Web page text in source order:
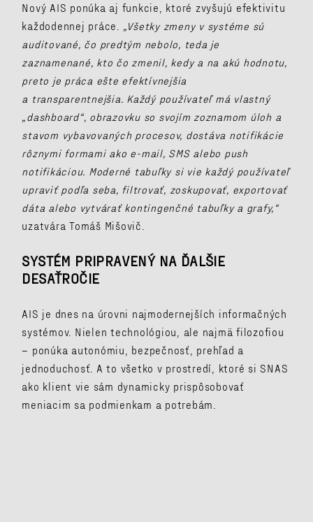
Nový AIS ponúka aj funkcie, ktoré zvyšujú efektivitu
každodennej práce. „Všetky zmeny v systéme sú
auditované, čo predtým nebolo, teda je
zaznamenané, kto čo zmenil, kedy a na akú hodnotu,
preto je práca ešte efektívnejšia
a transparentnejšia. Každý používateľ má vlastný
„dashboard“, obrazovku so svojím zoznamom úloh a
stavom vybavovaných procesov, dostáva notifikácie
rôznymi formami ako e-mail, SMS alebo push
notifikáciou. Moderné tabuľky si vie každý používateľ
upraviť podľa seba, filtrovať, zoskupovať, exportovať
dáta alebo vytvárať kontingenčné tabuľky a grafy,“
uzatvára Tomáš Mišovič.
SYSTÉM PRIPRAVENÝ NA ĎALŠIE
DESAŤROČIE
AIS je dnes na úrovni najmodernejších informačných
systémov. Nielen technológiou, ale najmä filozofiou
– ponúka autonómiu, bezpečnosť, prehľad a
jednoduchosť. A to všetko v prostredí, ktoré si SNAS
ako klient vie sám dynamicky prispôsobovať
meniacim sa podmienkam a potrebám.